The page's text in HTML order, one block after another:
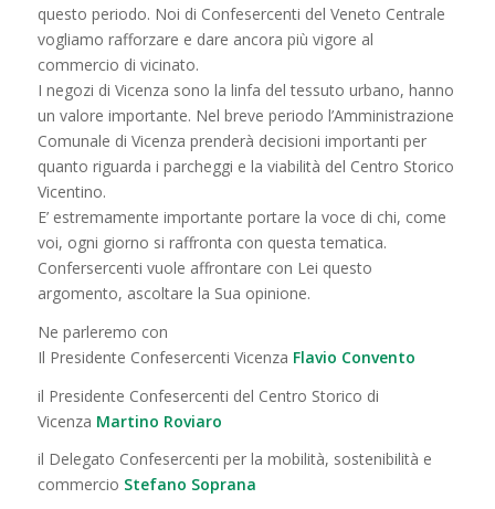
questo periodo. Noi di Confesercenti del Veneto Centrale
vogliamo rafforzare e dare ancora più vigore al
commercio di vicinato.
I negozi di Vicenza sono la linfa del tessuto urbano, hanno
un valore importante. Nel breve periodo l’Amministrazione
Comunale di Vicenza prenderà decisioni importanti per
quanto riguarda i parcheggi e la viabilità del Centro Storico
Vicentino.
E’ estremamente importante portare la voce di chi, come
voi, ogni giorno si raffronta con questa tematica.
Confersercenti vuole affrontare con Lei questo
argomento, ascoltare la Sua opinione.
Ne parleremo con
Il Presidente Confesercenti Vicenza Flavio Convento
il Presidente Confesercenti del Centro Storico di
Vicenza Martino Roviaro
il Delegato Confesercenti per la mobilità, sostenibilità e
commercio Stefano Soprana